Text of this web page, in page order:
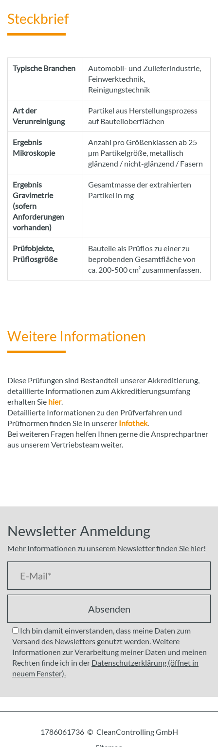
Steckbrief
Typische Branchen
Automobil- und Zulieferindustrie,
Feinwerktechnik,
Reinigungstechnik
Art der
Verunreinigung
Partikel aus Herstellungsprozess
auf Bauteiloberflächen
Ergebnis
Mikroskopie
Anzahl pro Größenklassen ab 25
µm Partikelgröße, metallisch
glänzend / nicht-glänzend / Fasern
Ergebnis
Gravimetrie
(sofern
Anforderungen
vorhanden)
Gesamtmasse der extrahierten
Partikel in mg
Prüfobjekte,
Prüflosgröße
Bauteile als Prüflos zu einer zu
beprobenden Gesamtfläche von
ca. 200-500 cm² zusammenfassen.
Weitere Informationen
Diese Prüfungen sind Bestandteil unserer Akkreditierung,
detaillierte Informationen zum Akkreditierungsumfang
erhalten Sie hier.
Detaillierte Informationen zu den Prüfverfahren und
Prüfnormen finden Sie in unserer Infothek.
Bei weiteren Fragen helfen Ihnen gerne die Ansprechpartner
aus unserem Vertriebsteam weiter.
Newsletter Anmeldung
Mehr Informationen zu unserem Newsletter finden Sie hier!
Absenden
Ich bin damit einverstanden, dass meine Daten zum
Versand des Newsletters genutzt werden. Weitere
Informationen zur Verarbeitung meiner Daten und meinen
Rechten finde ich in der Datenschutzerklärung (öffnet in
neuem Fenster).
1786061736 © CleanControlling GmbH